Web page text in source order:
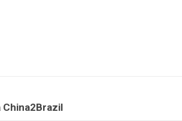
China2Brazil